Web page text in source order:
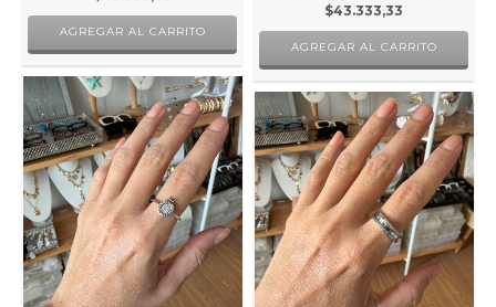
AGREGAR AL CARRITO
$43.333,33
AGREGAR AL CARRITO